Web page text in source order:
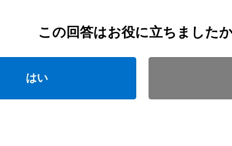
この回答はお役に立ちました
はい